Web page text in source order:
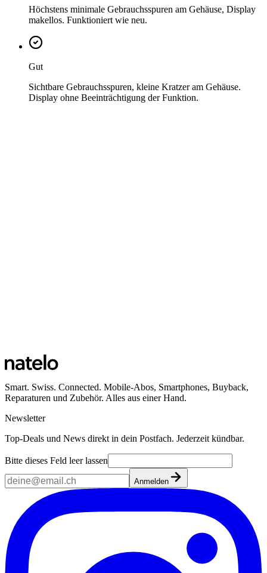
Höchstens minimale Gebrauchsspuren am Gehäuse, Display
makellos. Funktioniert wie neu.
Gut
Sichtbare Gebrauchsspuren, kleine Kratzer am Gehäuse.
Display ohne Beeinträchtigung der Funktion.
Smart. Swiss. Connected. Mobile-Abos, Smartphones, Buyback,
Reparaturen und Zubehör. Alles aus einer Hand.
Newsletter
Top-Deals und News direkt in dein Postfach. Jederzeit kündbar.
Bitte dieses Feld leer lassen
Anmelden